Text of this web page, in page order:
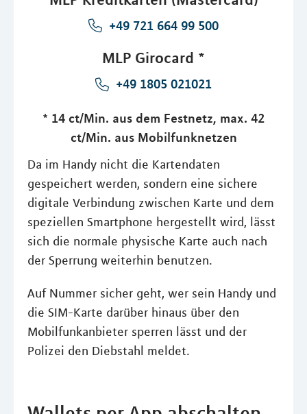
+49 721 664 99 500
MLP Girocard *
+49 1805 021021
* 14 ct/Min. aus dem Festnetz, max. 42
ct/Min. aus Mobilfunknetzen
Da im Handy nicht die Kartendaten
gespeichert werden, sondern eine sichere
digitale Verbindung zwischen Karte und dem
speziellen Smartphone hergestellt wird, lässt
sich die normale physische Karte auch nach
der Sperrung weiterhin benutzen.
Auf Nummer sicher geht, wer sein Handy und
die SIM-Karte darüber hinaus über den
Mobilfunkanbieter sperren lässt und der
Polizei den Diebstahl meldet.